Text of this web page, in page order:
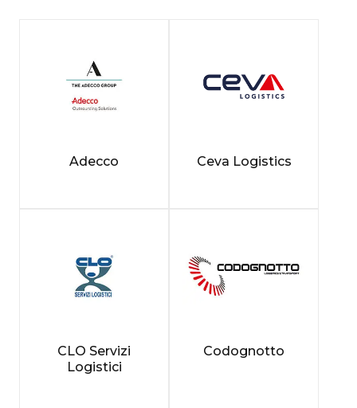
Adecco Ceva Logistics
CLO Servizi
Logistici
Codognotto